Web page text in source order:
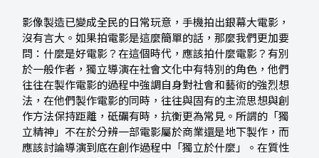
影像製造已變成全民的日常玩意，手機拍出銀幕大電影，
沒有言大。如果拍電影是這麼簡單的話，那麼我們更加要
問：什麼是好電影？在這個時代，應該拍什麼電影？有別
於一般作者，獨立導演在社會文化中有特別的角色，他們
往往在製作電影的過程中強調自身對社會和藝術的強烈想
法，在他們製作電影的同時，往往與固有的主流思想與創
作方法保持距離，砥礪有時，抗衡更為常見。所謂的「獨
立精神」不在於分辨一部電影屬於商業還是地下製作，而
應該討論導演到底在創作過程中「獨立於什麼」。在質性